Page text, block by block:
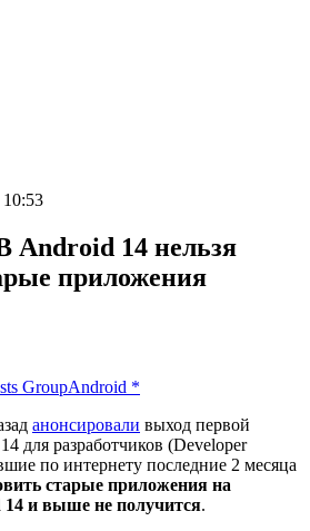
14 нельзя
приложения
GroupAndroid *
анонсировали выход первой
для разработчиков (Developer
по интернету последние 2 месяца
старые приложения на
14 и выше не получится.